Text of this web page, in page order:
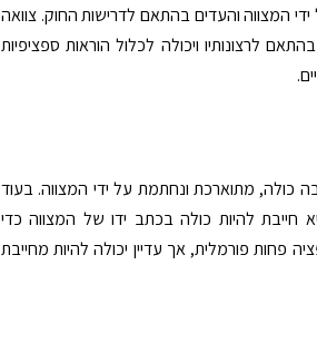
המצווה והעדים בהתאם לדרישות החוק. צוואה
לרצונותיו ויכולה לכלול הוראות ספציפיות
כולה, מתוארכת ונחתמת על ידי המצווה. בעוד
חייבת להיות כולה בכתב ידו של המצווה כדי
פחות פורמלית, אך עדיין יכולה להיות מחייבת